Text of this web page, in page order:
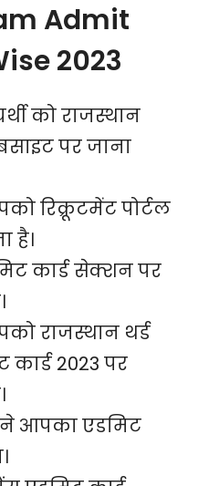
Admit
2023
को राजस्थान
पर जाना
रिक्रूटमेंट पोर्टल
है।
कार्ड सेक्शन पर
राजस्थान थर्ड
कार्ड 2023 पर
आपका एडमिट